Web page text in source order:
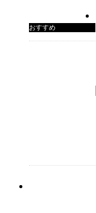
おすすめ